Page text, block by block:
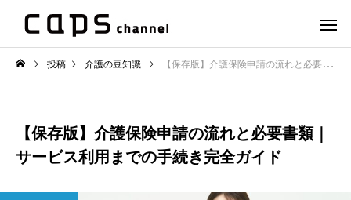
投稿 介護の豆知識 【保存版】介護保険申請の流れと必要書類｜サービス利用までの手続き完全ガイド
【保存版】介護保険申請の流れと必要書類｜
サービス利用までの手続き完全ガイド